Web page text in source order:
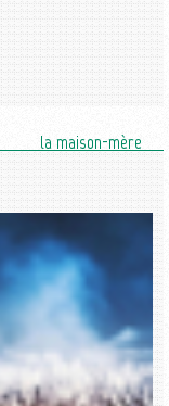
la maison-mère